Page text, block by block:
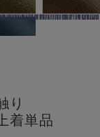
り
着単品